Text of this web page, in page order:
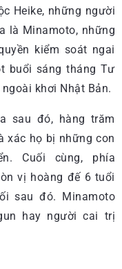
Heike, những người
là Minamoto, những
kiểm soát ngai
buổi sáng tháng Tư
khơi Nhật Bản.
sau đó, hàng trăm
xác họ bị những con
Cuối cùng, phía
vị hoàng đế 6 tuổi
sau đó. Minamoto
hay người cai trị